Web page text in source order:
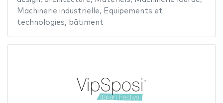
Machinerie industrielle, Equipements et
technologies, bâtiment